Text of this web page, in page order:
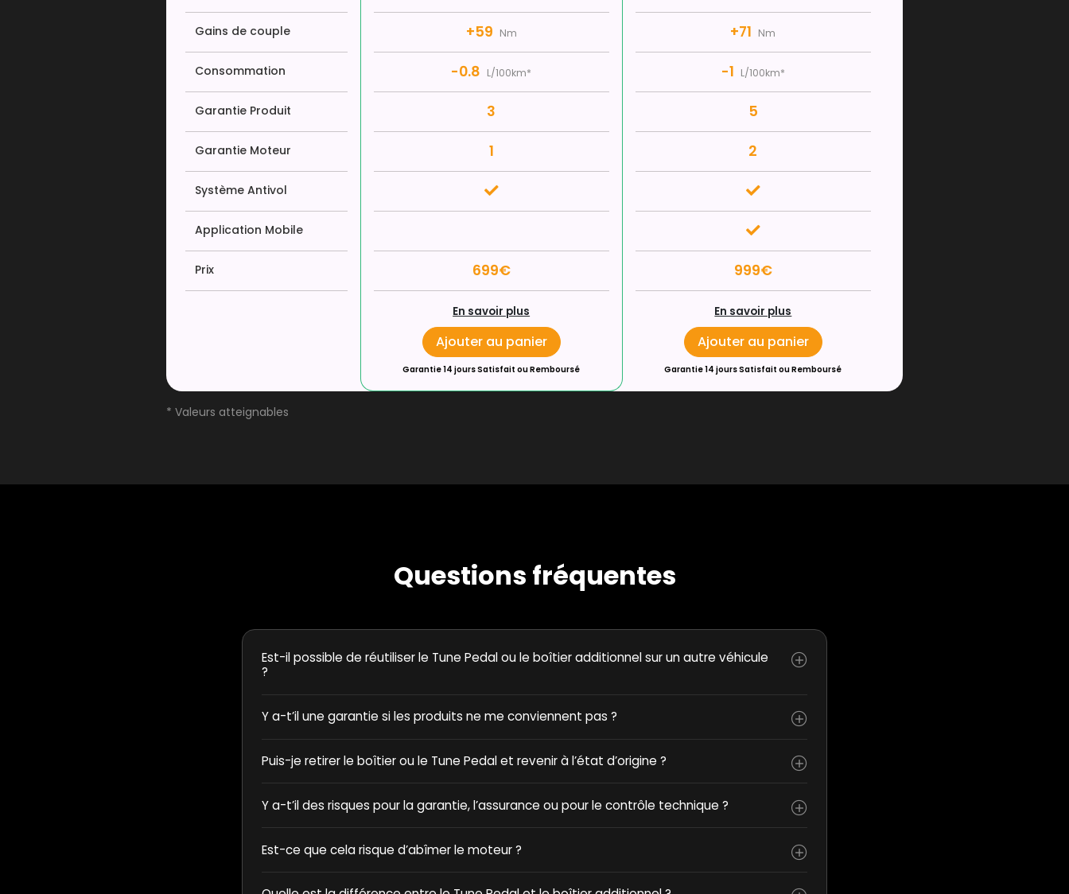
Gains de couple +59 Nm +71 Nm
Consommation -0.8 L/100km* -1 L/100km*
Garantie Produit 3 5
Garantie Moteur 1 2
Système Antivol
Application Mobile
Prix 699€ 999€
En savoir plus
Ajouter au panier
Garantie 14 jours Satisfait ou Remboursé
En savoir plus
Ajouter au panier
Garantie 14 jours Satisfait ou Remboursé
* Valeurs atteignables
Questions fréquentes
Est-il possible de réutiliser le Tune Pedal ou le boîtier additionnel sur un autre véhicule
?
Y a-t’il une garantie si les produits ne me conviennent pas ?
Puis-je retirer le boîtier ou le Tune Pedal et revenir à l’état d’origine ?
Y a-t’il des risques pour la garantie, l’assurance ou pour le contrôle technique ?
Est-ce que cela risque d’abîmer le moteur ?